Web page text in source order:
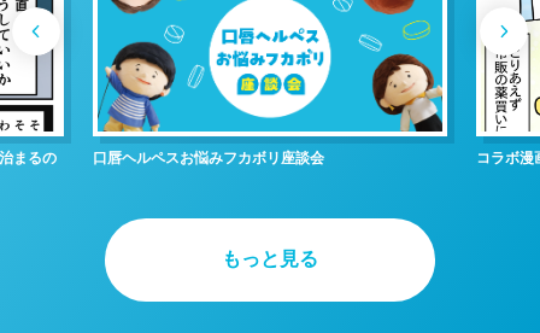
まるの 口唇ヘルペスお悩みフカボリ座談会 コラボ漫
もっと見る